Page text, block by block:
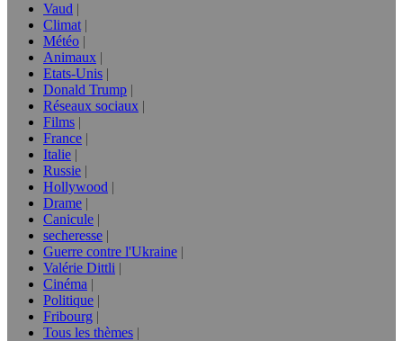
Vaud
Climat
Météo
Animaux
Etats-Unis
Donald Trump
Réseaux sociaux
Films
France
Italie
Russie
Hollywood
Drame
Canicule
secheresse
Guerre contre l'Ukraine
Valérie Dittli
Cinéma
Politique
Fribourg
Tous les thèmes